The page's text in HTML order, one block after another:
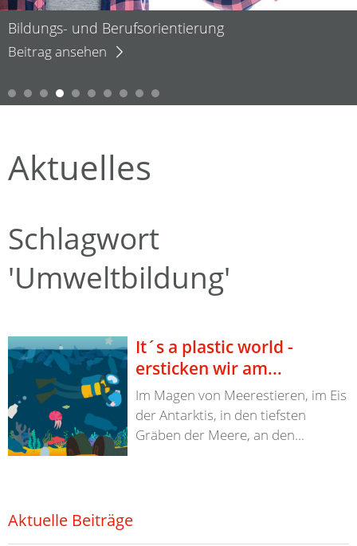
Bildungs- und Berufsorientierung
Beitrag ansehen
Aktuelles
Schlagwort
'Umweltbildung'
It´s a plastic world -
ersticken wir am...
Im Magen von Meerestieren, im Eis
der Antarktis, in den tiefsten
Gräben der Meere, an den...
Aktuelle Beiträge